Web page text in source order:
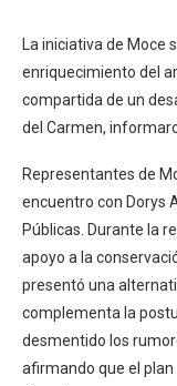
La iniciativa de Moce
enriquecimiento del
compartida de un
del Carmen,
Representantes de
encuentro con Dorys
Públicas. Durante la
apoyo a la
presentó una
complementa la
desmentido los
afirmando que el